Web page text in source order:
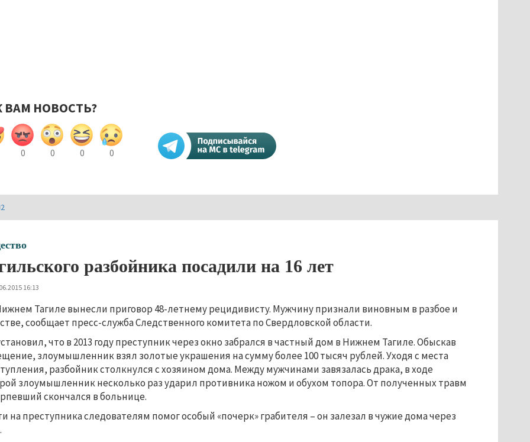
ВАМ НОВОСТЬ?
0 0 0 0
разбойника посадили на 16 лет
16:13
Тагиле вынесли приговор 48-летнему рецидивисту. Мужчину признали виновным в разбое и
сообщает пресс-служба Следственного комитета по Свердловской области.
что в 2013 году преступник через окно забрался в частный дом в Нижнем Тагиле. Обыскав
злоумышленник взял золотые украшения на сумму более 100 тысяч рублей. Уходя с места
разбойник столкнулся с хозяином дома. Между мужчинами завязалась драка, в ходе
злоумышленник несколько раз ударил противника ножом и обухом топора. От полученных травм
скончался в больнице.
на преступника следователям помог особый «почерк» грабителя – он залезал в чужие дома через